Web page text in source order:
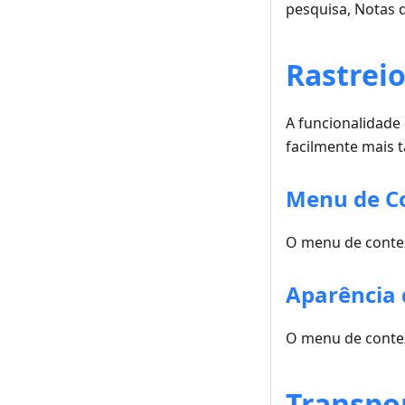
pesquisa, Notas
A
facilmente mais
Menu de
O menu de
Aparência
O menu de